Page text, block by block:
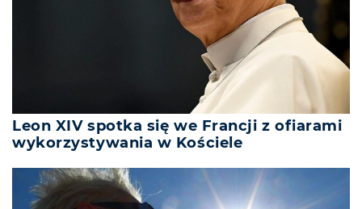
Leon XIV spotka się we Francji z ofiarami
wykorzystywania w Kościele